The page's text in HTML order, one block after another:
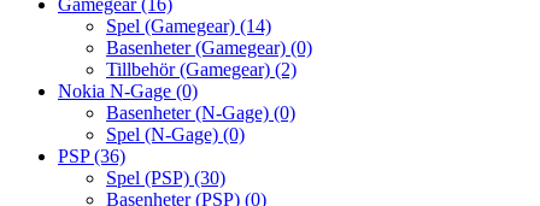
Gamegear(16)
Spel (Gamegear) (14)
Basenheter (Gamegear) (0)
Tillbehör (Gamegear) (2)
Nokia N-Gage (0)
Basenheter (N-Gage) (0)
Spel (N-Gage) (0)
PSP(36)
Spel (PSP) (30)
Basenheter (PSP) (0)